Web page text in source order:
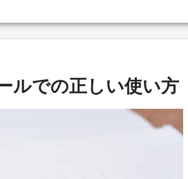
ルでの正しい使い方